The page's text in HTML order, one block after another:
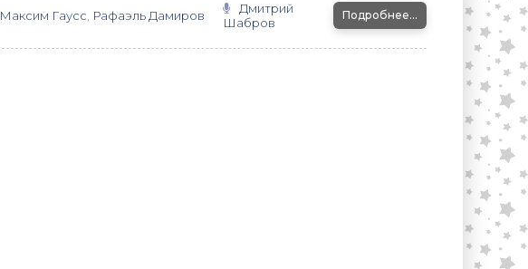
Максим Гаусс Рафаэль Дамиров
Дмитрий
Шабров
Подробнее...